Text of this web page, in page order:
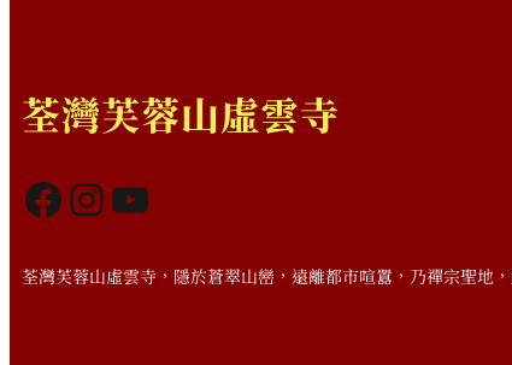
荃灣芙蓉山虛雲寺
Facebook InstagramYouTube
荃灣芙蓉山虛雲寺，隱於蒼翠山巒，遠離都市喧囂，乃禪宗聖地